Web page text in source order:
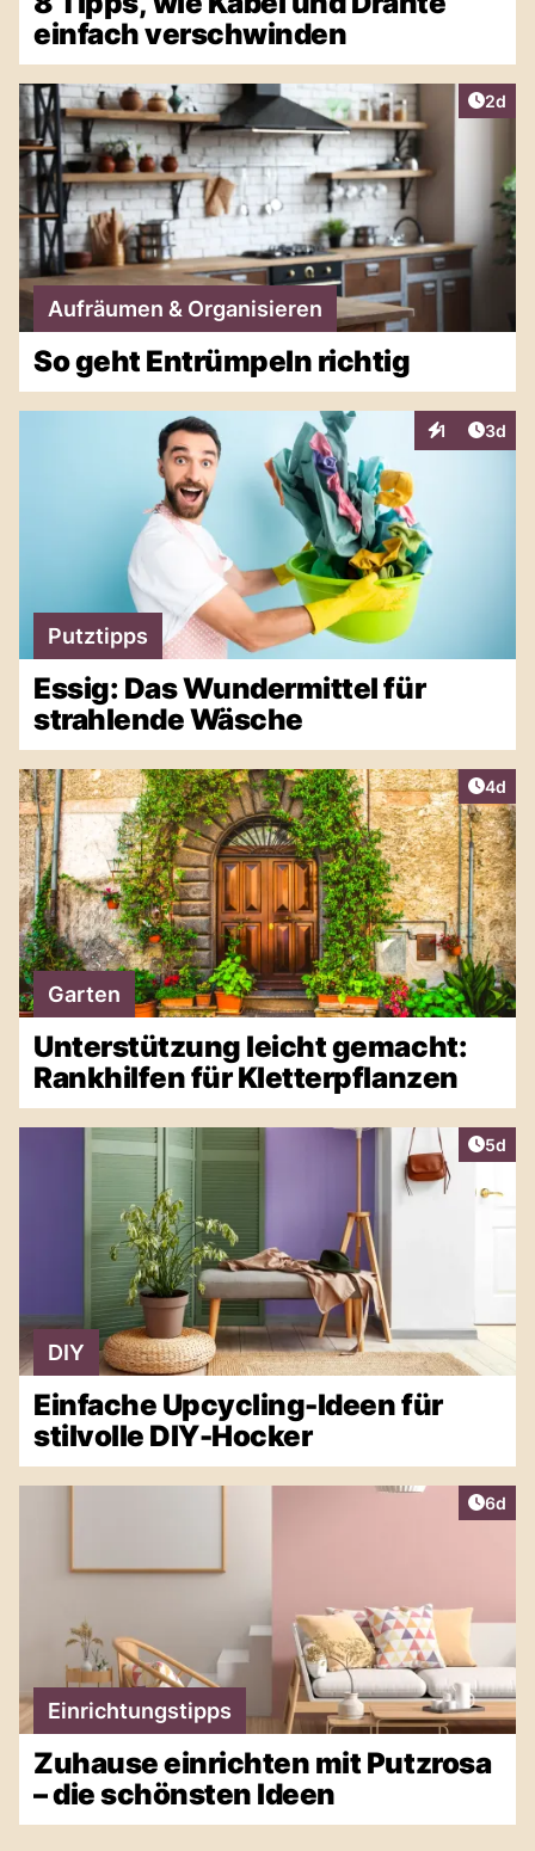
einfach verschwinden
2d
Aufräumen & Organisieren
So geht Entrümpeln richtig
1
Interaktionen
3d
Putztipps
Essig: Das Wundermittel für
strahlende Wäsche
4d
Garten
Unterstützung leicht gemacht:
Rankhilfen für Kletterpflanzen
5d
DIY
Einfache Upcycling-Ideen für
stilvolle DIY-Hocker
6d
Einrichtungstipps
Zuhause einrichten mit Putzrosa
– die schönsten Ideen